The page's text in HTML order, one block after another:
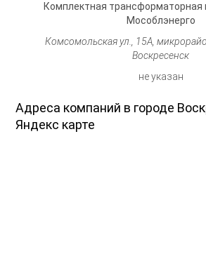
Комплектная трансформаторная
Мособлэнерго
Комсомольская ул., 15А,
Воскресенск
не указан
Адреса компаний в городе
Яндекс карте